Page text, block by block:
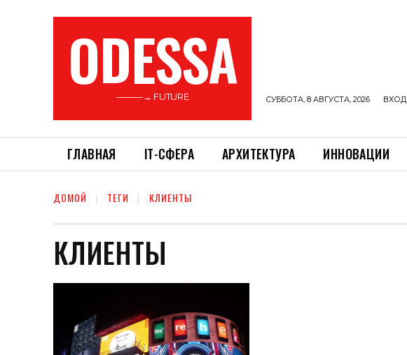
ODESSA
———→ FUTURE СУББОТА, 8 АВГУСТА, 2026 ВХОД
ГЛАВНАЯ ІТ-СФЕРА АРХИТЕКТУРА ИННОВАЦИИ
ДОМОЙ ТЕГИ КЛИЕНТЫ
КЛИЕНТЫ